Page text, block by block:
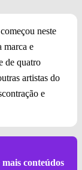
neste
marca e
de quatro
artistas do
e
conteúdos